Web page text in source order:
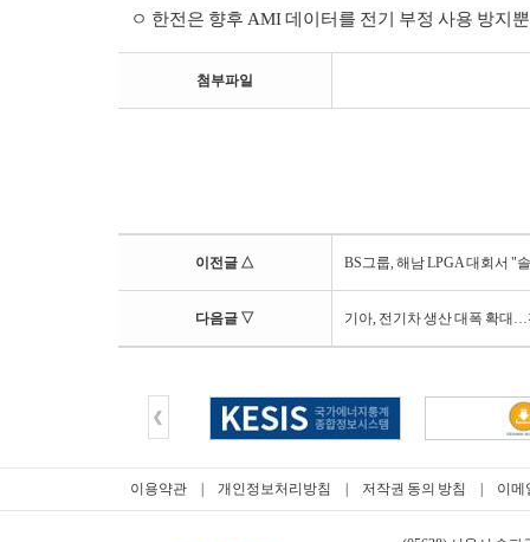
ㅇ 한전은 향후 AMI 데이터를 전기 부정 사용 방지
첨부파일
이전글 △ BS그룹, 해남 LPGA 대회서 "
다음글 ▽ 기아, 전기차 생산 대폭 확대
이용약관 개인정보처리방침 저작권 동의 방침 이메